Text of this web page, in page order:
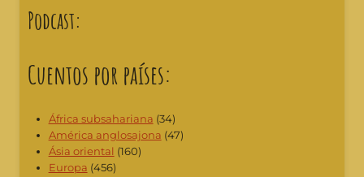
Podcast:
Cuentos por países:
África subsahariana (34)
América anglosajona (47)
Ásia oriental (160)
Europa (456)